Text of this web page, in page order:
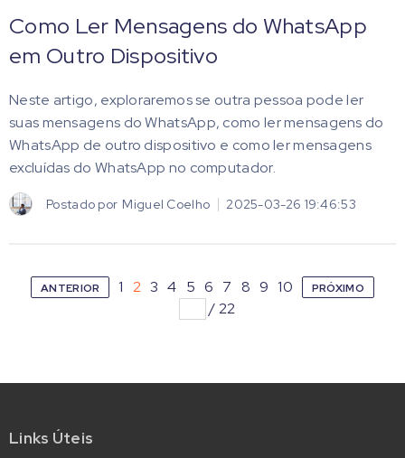
Como Ler Mensagens do WhatsApp
em Outro Dispositivo
Neste artigo, exploraremos se outra pessoa pode ler
suas mensagens do WhatsApp, como ler mensagens do
WhatsApp de outro dispositivo e como ler mensagens
excluídas do WhatsApp no computador.
Postado por Miguel Coelho 2025-03-26 19:46:53
ANTERIOR 1 2 3 4 5 6 7 8 9 10 PRÓXIMO
/22
Links Úteis